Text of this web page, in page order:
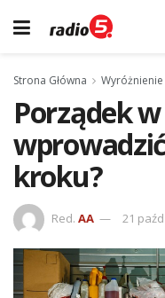
Strona Główna Wyróżnienie
Porządek
kroku?
Red. AA 21